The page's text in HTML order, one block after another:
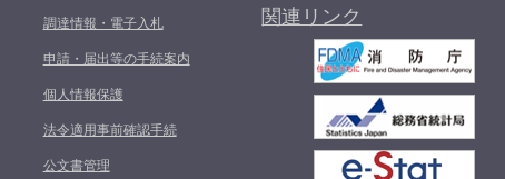
調達情報・電子入札
申請・届出等の手続案内
個人情報保護
法令適用事前確認手続
公文書管理
関連リンク